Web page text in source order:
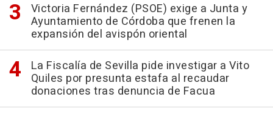
Victoria Fernández (PSOE) exige a Junta y
Ayuntamiento de Córdoba que frenen la
expansión del avispón oriental
La Fiscalía de Sevilla pide investigar a Vito
Quiles por presunta estafa al recaudar
donaciones tras denuncia de Facua